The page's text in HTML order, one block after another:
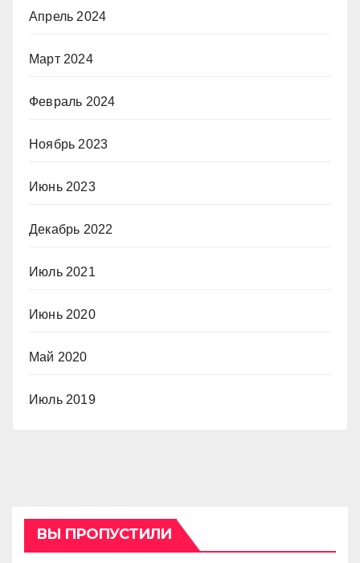
Апрель 2024
Март 2024
Февраль 2024
Ноябрь 2023
Июнь 2023
Декабрь 2022
Июль 2021
Июнь 2020
Май 2020
Июль 2019
ВЫ ПРОПУСТИЛИ